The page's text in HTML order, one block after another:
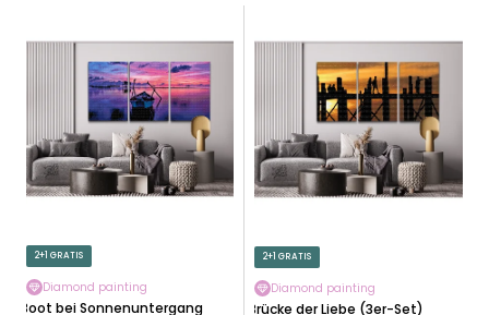
R
T
R
U
D
R
R
O
D
2+1 GRATIS
Diamond painting
Boot bei Sonnenuntergang
2+1 GRATIS
Diamond painting
Brücke der Liebe (3er-Set)